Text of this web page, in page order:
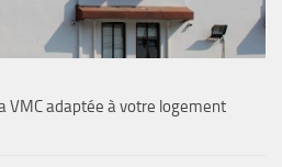
VMC adaptée à votre logement